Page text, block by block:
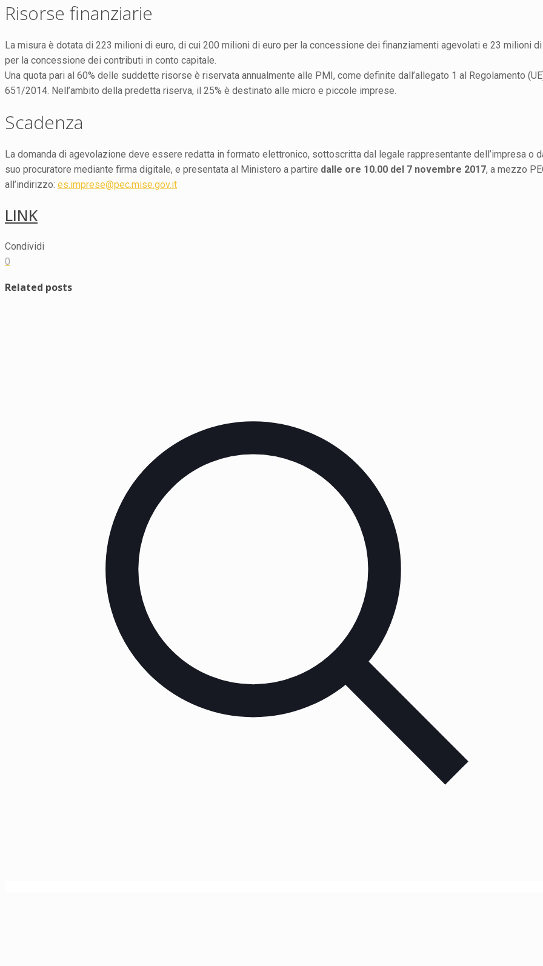
Risorse finanziarie
La misura è dotata di 223 milioni di euro, di cui 200 milioni di euro per la concessione dei finanziamenti agevolati e 23 milioni di
per la concessione dei contributi in conto capitale.
Una quota pari al 60% delle suddette risorse è riservata annualmente alle PMI, come definite dall’allegato 1 al Regolamento
651/2014. Nell’ambito della predetta riserva, il 25% è destinato alle micro e piccole imprese.
Scadenza
La domanda di agevolazione deve essere redatta in formato elettronico, sottoscritta dal legale rappresentante dell’impresa o
suo procuratore mediante firma digitale, e presentata al Ministero a partire dalle ore 10.00 del 7 novembre 2017, a mezzo
all’indirizzo: es.imprese@pec.mise.gov.it
LINK
Condividi
0
Related posts